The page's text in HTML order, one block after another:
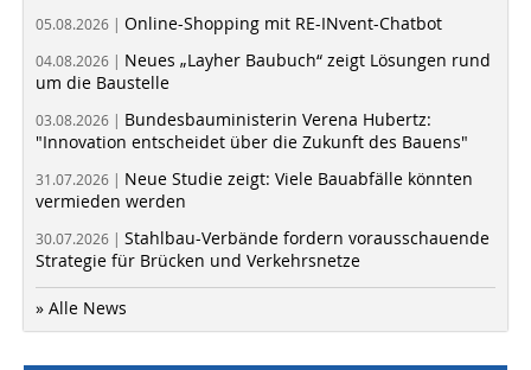
05.08.2026 | Online-Shopping mit RE-INvent-Chatbot
04.08.2026 | Neues „Layher Baubuch“ zeigt Lösungen rund
um die Baustelle
03.08.2026 | Bundesbauministerin Verena Hubertz:
"Innovation entscheidet über die Zukunft des Bauens"
31.07.2026 | Neue Studie zeigt: Viele Bauabfälle könnten
vermieden werden
30.07.2026 | Stahlbau-Verbände fordern vorausschauende
Strategie für Brücken und Verkehrsnetze
» Alle News